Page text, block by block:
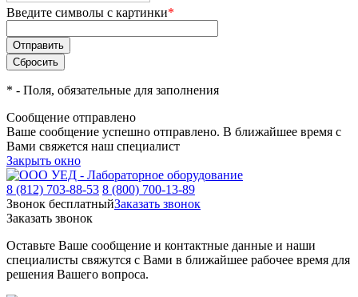
Введите символы с картинки*
* - Поля, обязательные для заполнения
Сообщение отправлено
Ваше сообщение успешно отправлено. В ближайшее время с
Вами свяжется наш специалист
Закрыть окно
8 (812) 703-88-53 8 (800) 700-13-89
Звонок бесплатныйЗаказать звонок
Заказать звонок
Оставьте Ваше сообщение и контактные данные и наши
специалисты свяжутся с Вами в ближайшее рабочее время для
решения Вашего вопроса.